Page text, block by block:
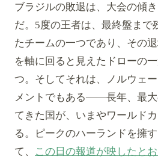
ブラジルの敗退は、大会の傾
だ。5度の王者は、最終盤まで
たチームの一つであり、その
を軸に回ると見えたドローの
つ。そしてそれは、ノルウェ
メントでもある——長年、最大
てきた国が、いまやワールド
る。ピークのハーランドを擁
て、
この日の報道が映したとお